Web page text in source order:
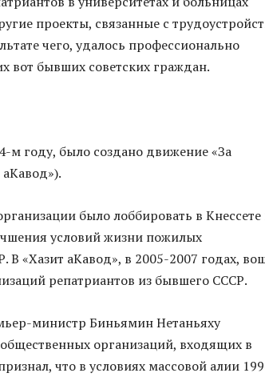
проекты, связанные с
чего, удалось профессионально
вот бывших советских граждан.
м году, было создано движение «За
было лоббировать в Кнессете
условий жизни пожилых
В «Хазит аКавод», в 2005-2007 годах,
репатриантов из бывшего СССР.
министр Биньямин Нетаньяху
организаций, входящих в
что в условиях массовой алии